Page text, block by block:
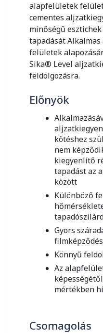
alapfelületek
cementes
minőségű
tapadását
felületek
Sika® Level
feldolgozásra.
Előnyök
kötéshez
nem
kiegyenlítő
tapadást az
között
Különböző
Gyors
filmképződés
Könnyű
Az
mértékben
Csomagolás